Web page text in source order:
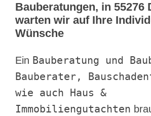
Bauberatungen, in 55276
warten wir auf Ihre
Wünsche
Ein Bauberatung und
Bauberater,
wie auch Haus &
Immobiliengutachten